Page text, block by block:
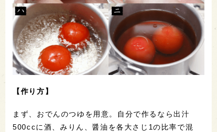
【作り方】
まず、おでんのつゆを用意。自分で作るなら出汁
500ccに酒、みりん、醤油を各大さじ1の比率で混